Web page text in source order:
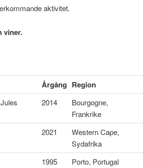
aktivitet.
viner.
Årgång Region
2014
Bourgogne,
Frankrike
2021
Western Cape,
Sydafrika
1995 Porto, Portugal